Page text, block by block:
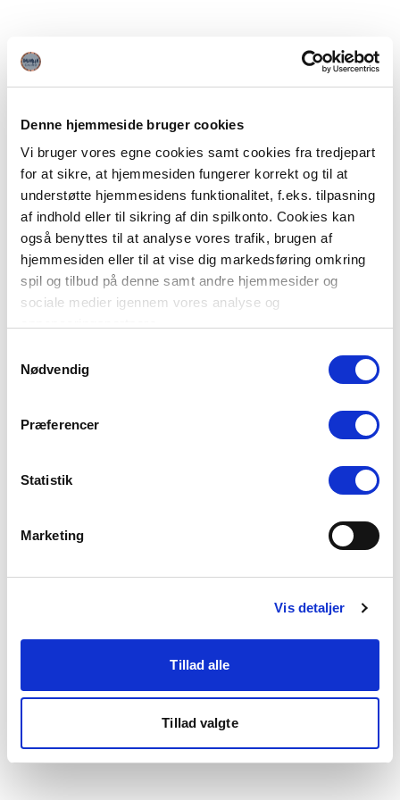
Denne hjemmeside bruger cookies
Vi bruger vores egne cookies samt cookies fra tredjepart
for at sikre, at hjemmesiden fungerer korrekt og til at
understøtte hjemmesidens funktionalitet, f.eks. tilpasning
af indhold eller til sikring af din spilkonto. Cookies kan
også benyttes til at analyse vores trafik, brugen af
hjemmesiden eller til at vise dig markedsføring omkring
spil og tilbud på denne samt andre hjemmesider og
sociale medier igennem vores analyse og
Du kan læse mere om vores brug af cookies under
"Detaljer" eller ved at klikke videre til vores Cookiepolitik,
Nødvendig
Præferencer
Statistik
Marketing
Vis detaljer
Tillad alle
Tillad valgte